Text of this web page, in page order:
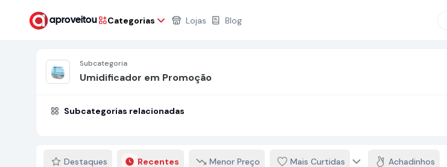
aproveitou Categorias Lojas Blog
Subcategoria
Umidificador em Promoção
Subcategorias relacionadas
Destaques Recentes Menor Preço Mais Curtidas Achadinhos